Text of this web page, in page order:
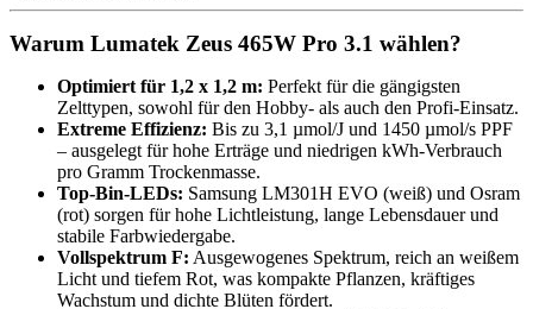
Warum Lumatek Zeus 465W Pro 3.1 wählen?
Optimiert für 1,2 x 1,2 m: Perfekt für die gängigsten
Zelttypen, sowohl für den Hobby- als auch den Profi-Einsatz.
Extreme Effizienz: Bis zu 3,1 µmol/J und 1450 µmol/s PPF
– ausgelegt für hohe Erträge und niedrigen kWh-Verbrauch
pro Gramm Trockenmasse.
Top-Bin-LEDs: Samsung LM301H EVO (weiß) und Osram
(rot) sorgen für hohe Lichtleistung, lange Lebensdauer und
stabile Farbwiedergabe.
Vollspektrum F: Ausgewogenes Spektrum, reich an weißem
Licht und tiefem Rot, was kompakte Pflanzen, kräftiges
Wachstum und dichte Blüten fördert.